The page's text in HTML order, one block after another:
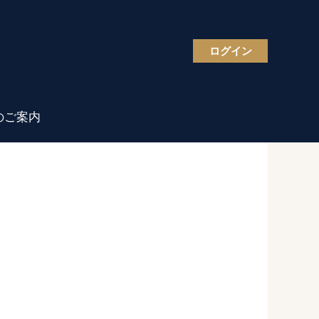
ご案内
ログイン